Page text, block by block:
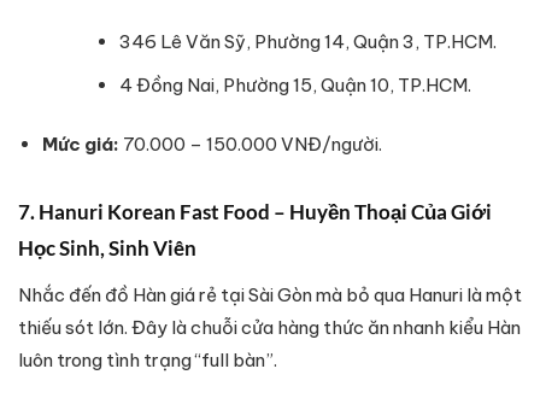
346 Lê Văn Sỹ, Phường 14, Quận 3, TP.HCM.
4 Đồng Nai, Phường 15, Quận 10, TP.HCM.
Mức giá: 70.000 – 150.000 VNĐ/người.
7. Hanuri Korean Fast Food – Huyền Thoại Của Giới
Học Sinh, Sinh Viên
Nhắc đến đồ Hàn giá rẻ tại Sài Gòn mà bỏ qua Hanuri là một
thiếu sót lớn. Đây là chuỗi cửa hàng thức ăn nhanh kiểu Hàn
luôn trong tình trạng “full bàn”.